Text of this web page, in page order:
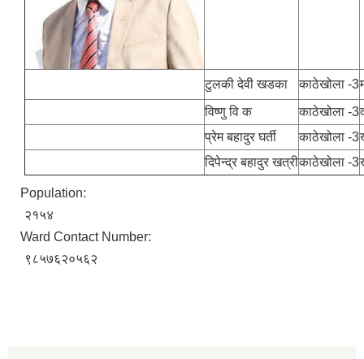
टुलकी देवी खडका काठेखोला -3
विष्णु वि क
काठेखोला -3
प्रेम बहादुर घर्ती
काठेखोला -3
दिपेन्द्र बहादुर खत्रीकाठेखोला -3
Population:
२१५४
Ward Contact Number:
९८५७६२०५६२